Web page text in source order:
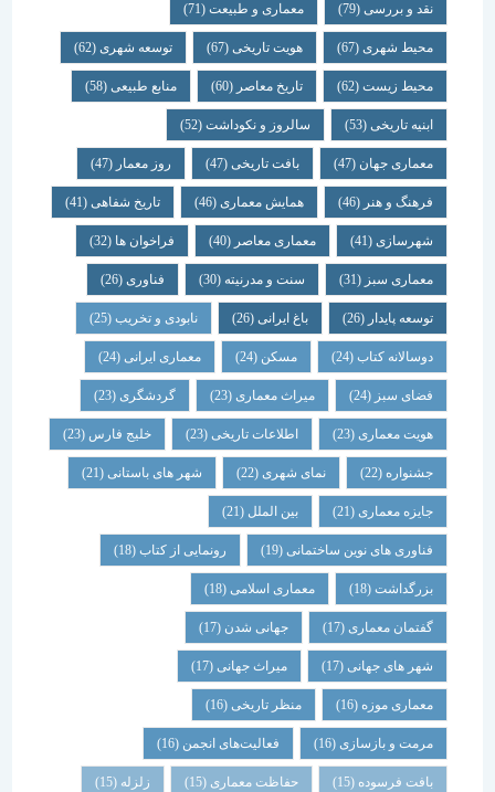
نقد و بررسی (79) معماری و طبیعت (71)
محیط شهری(67) هویت تاریخی(67) توسعه شهری(62)
محیط زیست(62) تاریخ معاصر(60) منابع طبیعی(58)
ابنیه تاریخی(53) سالروز و نکوداشت(52)
معماری جهان (47) بافت تاریخی(47) روز معمار(47)
فرهنگ و هنر(46) همایش معماری (46) تاریخ شفاهی (41)
شهرسازی(41) معماری معاصر(40) فراخوان ها (32)
معماری سبز(31) سنت و مدرنیته(30) فناوری (26)
توسعه پایدار(26) باغ ایرانی(26) نابودی و تخریب(25)
دوسالانه کتاب(24) مسکن (24) معماری ایرانی(24)
فضای سبز(24) میراث معماری (23) گردشگری (23)
هویت معماری (23) اطلاعات تاریخی(23) خلیج فارس(23)
جشنواره(22) نمای شهری(22) شهر های باستانی (21)
جایزه معماری (21) بین الملل(21)
فناوری های نوین ساختمانی(19) رونمایی از کتاب (18)
بزرگداشت (18) معماری اسلامی(18)
گفتمان معماری (17) جهانی شدن(17)
شهر های جهانی(17) میراث جهانی(17)
معماری موزه(16) منظر تاریخی (16)
مرمت و بازسازی(16) فعالیت‌های انجمن(16)
بافت فرسوده (15) حفاظت معماری (15) زلزله